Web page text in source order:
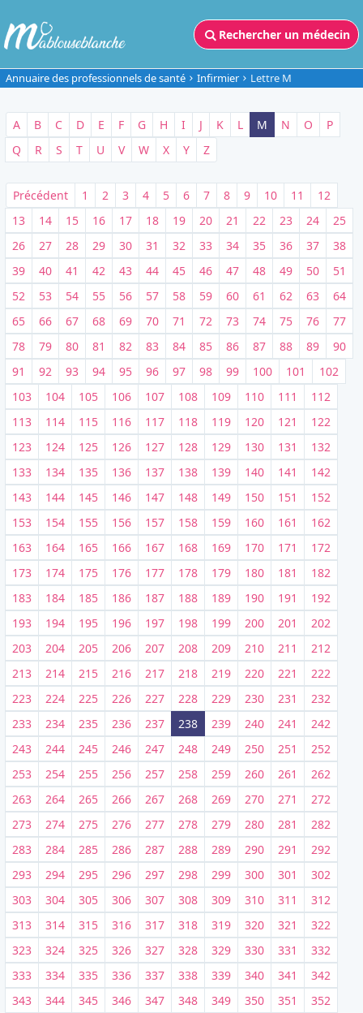
Rechercher un médecin
Annuaire des professionnels de santé Infirmier Lettre M
A B C D E F G H I J K L M N O
P
Q
R S T U V W X Y Z
Précédent 1 2 3 4 5 6 7 8 9 10 11
12
13
14 15 16 17 18 19 20 21 22 23 24
25
26
27 28 29 30 31 32 33 34 35 36 37
38
39
40 41 42 43 44 45 46 47 48 49 50
51
52
53 54 55 56 57 58 59 60 61 62 63
64
65
66 67 68 69 70 71 72 73 74 75 76
77
78
79 80 81 82 83 84 85 86 87 88 89
90
91
92 93 94 95 96 97 98 99 100 101
102
103
104 105 106 107 108 109 110 111
112
113
114 115 116 117 118 119 120 121
122
123
124 125 126 127 128 129 130 131
132
133
134 135 136 137 138 139 140 141
142
143
144 145 146 147 148 149 150 151
152
153
154 155 156 157 158 159 160 161
162
163
164 165 166 167 168 169 170 171
172
173
174 175 176 177 178 179 180 181
182
183
184 185 186 187 188 189 190 191
192
193
194 195 196 197 198 199 200 201
202
203
204 205 206 207 208 209 210 211
212
213
214 215 216 217 218 219 220 221
222
223
224 225 226 227 228 229 230 231
232
233
234 235 236 237 238 239 240 241
242
243
244 245 246 247 248 249 250 251
252
253
254 255 256 257 258 259 260 261
262
263
264 265 266 267 268 269 270 271
272
273
274 275 276 277 278 279 280 281
282
283
284 285 286 287 288 289 290 291
292
293
294 295 296 297 298 299 300 301
302
303
304 305 306 307 308 309 310 311
312
313
314 315 316 317 318 319 320 321
322
323
324 325 326 327 328 329 330 331
332
333
334 335 336 337 338 339 340 341
342
343
344 345 346 347 348 349 350 351
352